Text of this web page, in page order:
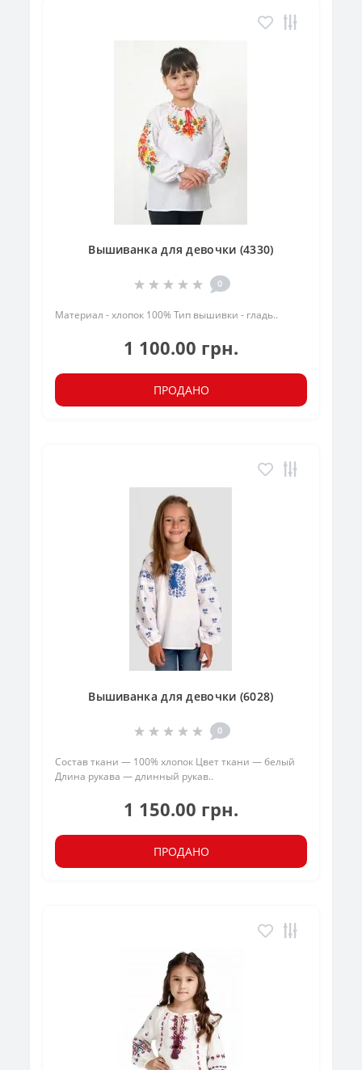
Вышиванка для девочки (4330)
0
Материал - хлопок 100% Тип вышивки - гладь..
1 100.00 грн.
ПРОДАНО
Вышиванка для девочки (6028)
0
Состав ткани — 100% хлопок Цвет ткани — белый
Длина рукава — длинный рукав..
1 150.00 грн.
ПРОДАНО